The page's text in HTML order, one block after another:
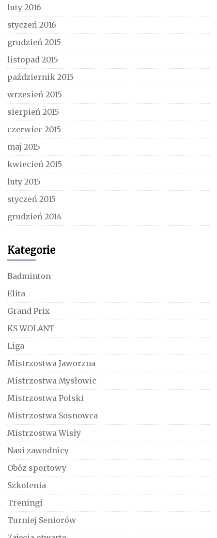
luty 2016
styczeń 2016
grudzień 2015
listopad 2015
październik 2015
wrzesień 2015
sierpień 2015
czerwiec 2015
maj 2015
kwiecień 2015
luty 2015
styczeń 2015
grudzień 2014
Kategorie
Badminton
Elita
Grand Prix
KS WOLANT
Liga
Mistrzostwa Jaworzna
Mistrzostwa Mysłowic
Mistrzostwa Polski
Mistrzostwa Sosnowca
Mistrzostwa Wisły
Nasi zawodnicy
Obóz sportowy
Szkolenia
Treningi
Turniej Seniorów